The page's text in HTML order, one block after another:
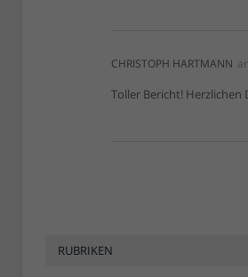
CHRISTOPH HARTMANN
Toller Bericht! Herzlichen
RUBRIKEN